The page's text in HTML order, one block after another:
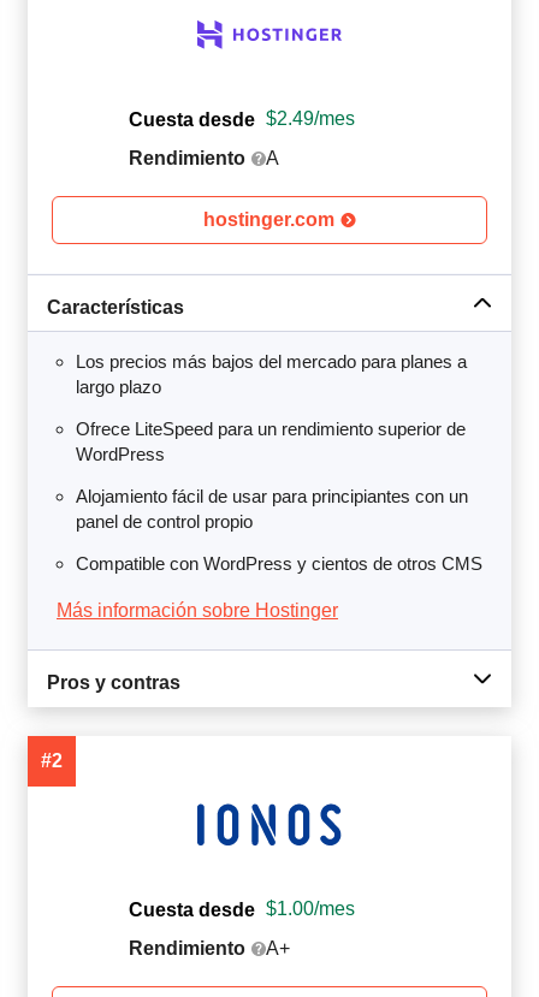
Cuesta desde $2.49/mes
Rendimiento
A
hostinger.com
Características
Los precios más bajos del mercado para planes a
largo plazo
Ofrece LiteSpeed para un rendimiento superior de
WordPress
Alojamiento fácil de usar para principiantes con un
panel de control propio
Compatible con WordPress y cientos de otros CMS
Más información sobre Hostinger
Pros y contras
#2
Cuesta desde $1.00/mes
Rendimiento
A+